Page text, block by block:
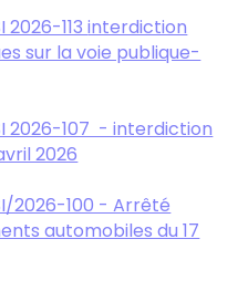
2026-113interdiction
sur la voie publique-
2026-107 - interdiction
2026
2026-100 - Arrêté
automobiles du 17